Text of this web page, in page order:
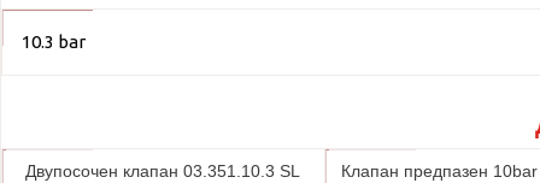
10.3 bar
Двупосочен клапан 03.351.10.3 SL Клапан предпазен